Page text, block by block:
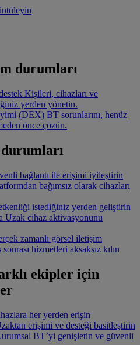
durumları
Kişileri, cihazları ve
yerden yönetin.
(DEX) BT sorunlarını, henüz
önce çözün.
bağlantı ile erişimi iyileştirin
bağımsız olarak cihazları
istediğiniz yerden geliştirin
Uzak cihaz aktivasyonunu
zamanlı görsel iletişim
sonrası hizmetleri aksaksız kılın
ekipler için
her yerden erişin
erişimi ve desteği basitleştirin
BT’yi genişletin ve güvenli